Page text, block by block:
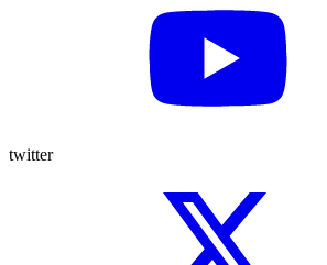
twitter